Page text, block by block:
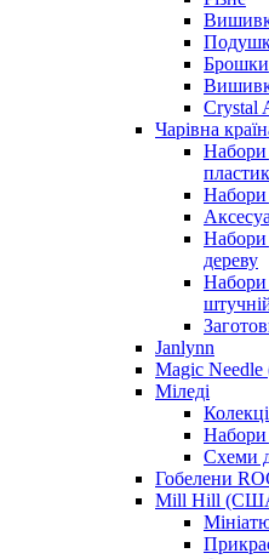
Брошки
Crystal
Чарівна
Набори
Набори
дереву
Набори
Janlynn
Magic
Міледі
Набори
Схеми
Гобелени
Mill Hill